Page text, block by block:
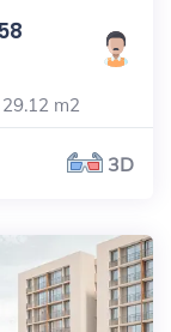
29.12 m2
3D